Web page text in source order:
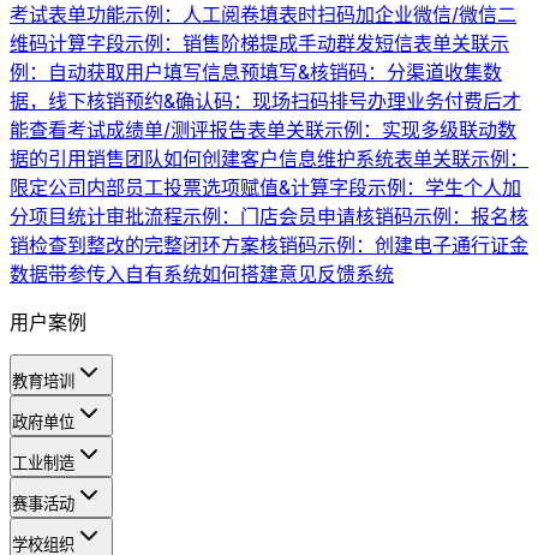
考试表单功能示例：人工阅卷填表时扫码加企业微信/微信二
维码计算字段示例：销售阶梯提成手动群发短信表单关联示
例：自动获取用户填写信息预填写&核销码：分渠道收集数
据，线下核销预约&确认码：现场扫码排号办理业务付费后才
能查看考试成绩单/测评报告表单关联示例：实现多级联动数
据的引用销售团队如何创建客户信息维护系统表单关联示例：
限定公司内部员工投票选项赋值&计算字段示例：学生个人加
分项目统计审批流程示例：门店会员申请核销码示例：报名核
销检查到整改的完整闭环方案核销码示例：创建电子通行证金
数据带参传入自有系统如何搭建意见反馈系统
用户案例
教育培训
政府单位
工业制造
赛事活动
学校组织